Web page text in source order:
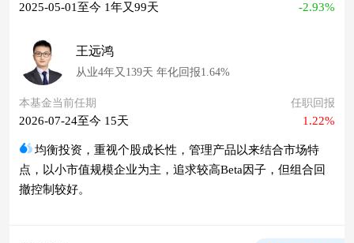
2025-05-01至今 1年又99天 -2.93%
王远鸿
从业4年又139天 年化回报1.64%
本基金当前任期
2026-07-24至今 15天
任职回报
1.22%
均衡投资，重视个股成长性，管理产品以来结合市场特
点，以小市值规模企业为主，追求较高Beta因子，但组合回
撤控制较好。